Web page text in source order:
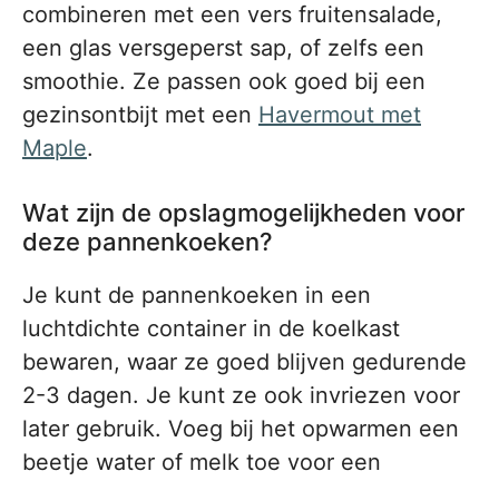
combineren met een vers fruitensalade,
een glas versgeperst sap, of zelfs een
smoothie. Ze passen ook goed bij een
gezinsontbijt met een Havermout met
Maple.
Wat zijn de opslagmogelijkheden voor
deze pannenkoeken?
Je kunt de pannenkoeken in een
luchtdichte container in de koelkast
bewaren, waar ze goed blijven gedurende
2-3 dagen. Je kunt ze ook invriezen voor
later gebruik. Voeg bij het opwarmen een
beetje water of melk toe voor een